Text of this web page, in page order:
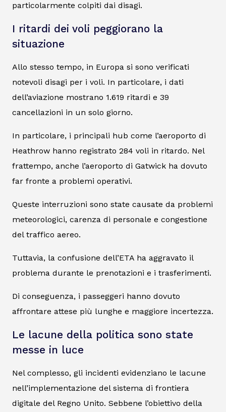
particolarmente colpiti dai disagi.
I ritardi dei voli peggiorano la
situazione
Allo stesso tempo, in Europa si sono verificati
notevoli disagi per i voli. In particolare, i dati
dell’aviazione mostrano 1.619 ritardi e 39
cancellazioni in un solo giorno.
In particolare, i principali hub come l’aeroporto di
Heathrow hanno registrato 284 voli in ritardo. Nel
frattempo, anche l’aeroporto di Gatwick ha dovuto
far fronte a problemi operativi.
Queste interruzioni sono state causate da problemi
meteorologici, carenza di personale e congestione
del traffico aereo.
Tuttavia, la confusione dell’ETA ha aggravato il
problema durante le prenotazioni e i trasferimenti.
Di conseguenza, i passeggeri hanno dovuto
affrontare attese più lunghe e maggiore incertezza.
Le lacune della politica sono state
messe in luce
Nel complesso, gli incidenti evidenziano le lacune
nell’implementazione del sistema di frontiera
digitale del Regno Unito. Sebbene l’obiettivo della